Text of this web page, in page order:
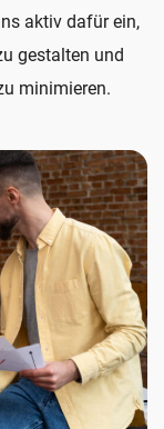
aktiv dafür ein,
gestalten und
minimieren.